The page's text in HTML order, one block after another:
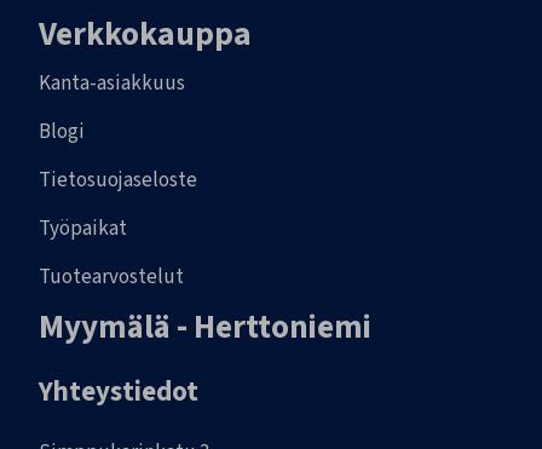
Verkkokauppa
Kanta-asiakkuus
Blogi
Tietosuojaseloste
Työpaikat
Tuotearvostelut
Myymälä - Herttoniemi
Yhteystiedot